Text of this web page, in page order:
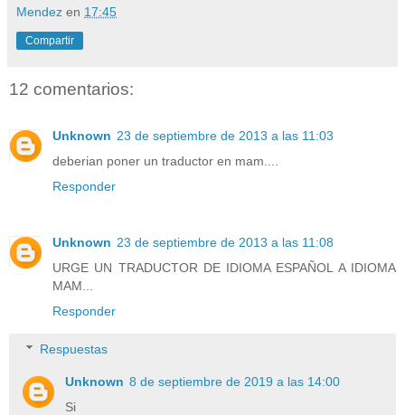
Mendez en 17:45
Compartir
12 comentarios:
Unknown 23 de septiembre de 2013 a las 11:03
deberian poner un traductor en mam....
Responder
Unknown 23 de septiembre de 2013 a las 11:08
URGE UN TRADUCTOR DE IDIOMA ESPAÑOL A IDIOMA
MAM...
Responder
Respuestas
Unknown 8 de septiembre de 2019 a las 14:00
Si